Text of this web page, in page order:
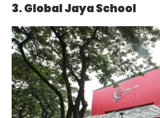
3. Global Jaya School